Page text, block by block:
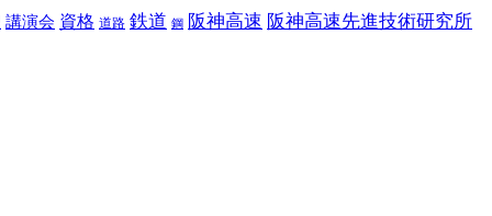
講演会 資格 道路 鉄道 鋼 阪神高速 阪神高速先進技術研究所